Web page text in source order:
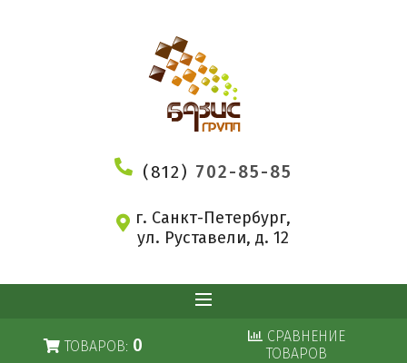
(812) 702-85-85
г. Санкт-Петербург,
ул. Руставели, д. 12
ТОВАРОВ: 0
СРАВНЕНИЕ
ТОВАРОВ